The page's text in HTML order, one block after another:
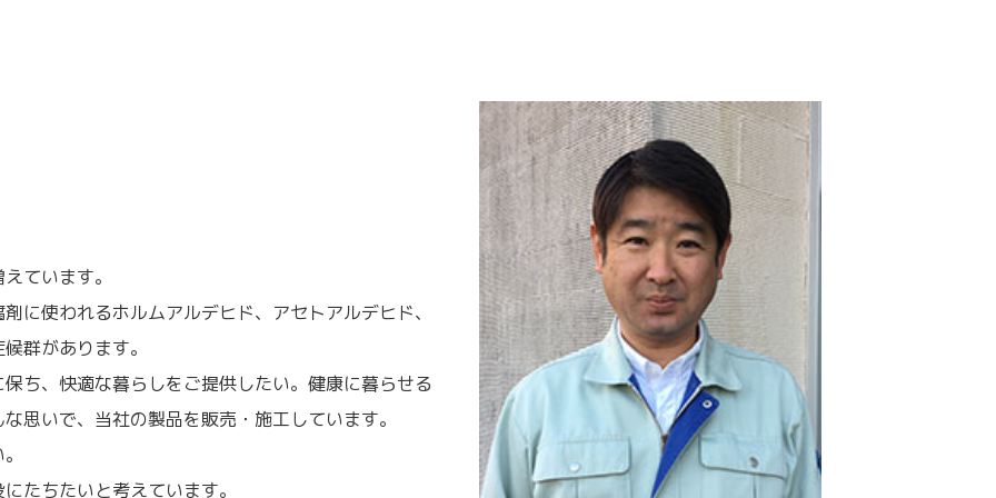
ています。
に使われるホルムアルデヒド、アセトアルデヒド、
群があります。
ち、快適な暮らしをご提供したい。健康に暮らせる
思いで、当社の製品を販売・施工しています。
たちたいと考えています。